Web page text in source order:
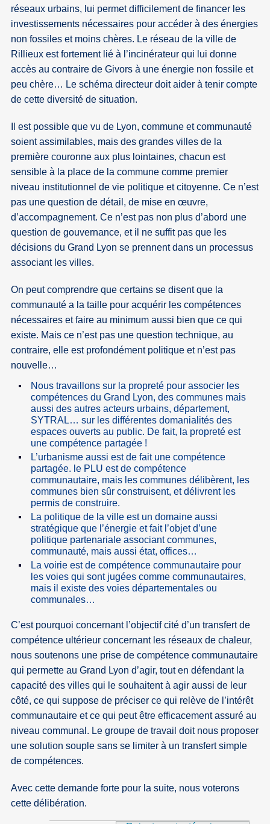
réseaux urbains, lui permet difficilement de financer les
investissements nécessaires pour accéder à des énergies
non fossiles et moins chères. Le réseau de la ville de
Rillieux est fortement lié à l’incinérateur qui lui donne
accès au contraire de Givors à une énergie non fossile et
peu chère… Le schéma directeur doit aider à tenir compte
de cette diversité de situation.
Il est possible que vu de Lyon, commune et communauté
soient assimilables, mais des grandes villes de la
première couronne aux plus lointaines, chacun est
sensible à la place de la commune comme premier
niveau institutionnel de vie politique et citoyenne. Ce n’est
pas une question de détail, de mise en œuvre,
d’accompagnement. Ce n’est pas non plus d’abord une
question de gouvernance, et il ne suffit pas que les
décisions du Grand Lyon se prennent dans un processus
associant les villes.
On peut comprendre que certains se disent que la
communauté a la taille pour acquérir les compétences
nécessaires et faire au minimum aussi bien que ce qui
existe. Mais ce n’est pas une question technique, au
contraire, elle est profondément politique et n’est pas
nouvelle…
Nous travaillons sur la propreté pour associer les
compétences du Grand Lyon, des communes mais
aussi des autres acteurs urbains, département,
SYTRAL… sur les différentes domanialités des
espaces ouverts au public. De fait, la propreté est
une compétence partagée !
L’urbanisme aussi est de fait une compétence
partagée. le PLU est de compétence
communautaire, mais les communes délibèrent, les
communes bien sûr construisent, et délivrent les
permis de construire.
La politique de la ville est un domaine aussi
stratégique que l’énergie et fait l’objet d’une
politique partenariale associant communes,
communauté, mais aussi état, offices…
La voirie est de compétence communautaire pour
les voies qui sont jugées comme communautaires,
mais il existe des voies départementales ou
communales…
C’est pourquoi concernant l’objectif cité d’un transfert de
compétence ultérieur concernant les réseaux de chaleur,
nous soutenons une prise de compétence communautaire
qui permette au Grand Lyon d’agir, tout en défendant la
capacité des villes qui le souhaitent à agir aussi de leur
côté, ce qui suppose de préciser ce qui relève de l’intérêt
communautaire et ce qui peut être efficacement assuré au
niveau communal. Le groupe de travail doit nous proposer
une solution souple sans se limiter à un transfert simple
de compétences.
Avec cette demande forte pour la suite, nous voterons
cette délibération.